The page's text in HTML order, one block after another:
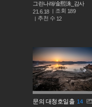
그린나래/金熙洙_감사
21.6.18
조회 189
추천 수 12
문의 대청호일출 14